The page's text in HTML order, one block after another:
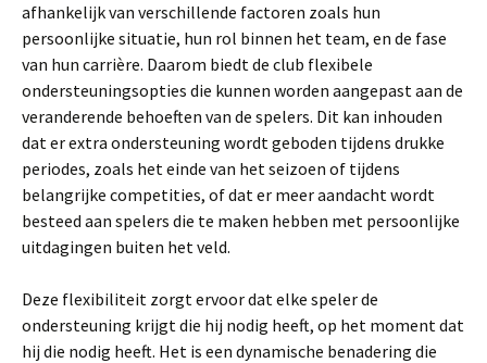
afhankelijk van verschillende factoren zoals hun
persoonlijke situatie, hun rol binnen het team, en de fase
van hun carrière. Daarom biedt de club flexibele
ondersteuningsopties die kunnen worden aangepast aan de
veranderende behoeften van de spelers. Dit kan inhouden
dat er extra ondersteuning wordt geboden tijdens drukke
periodes, zoals het einde van het seizoen of tijdens
belangrijke competities, of dat er meer aandacht wordt
besteed aan spelers die te maken hebben met persoonlijke
uitdagingen buiten het veld.
Deze flexibiliteit zorgt ervoor dat elke speler de
ondersteuning krijgt die hij nodig heeft, op het moment dat
hij die nodig heeft. Het is een dynamische benadering die